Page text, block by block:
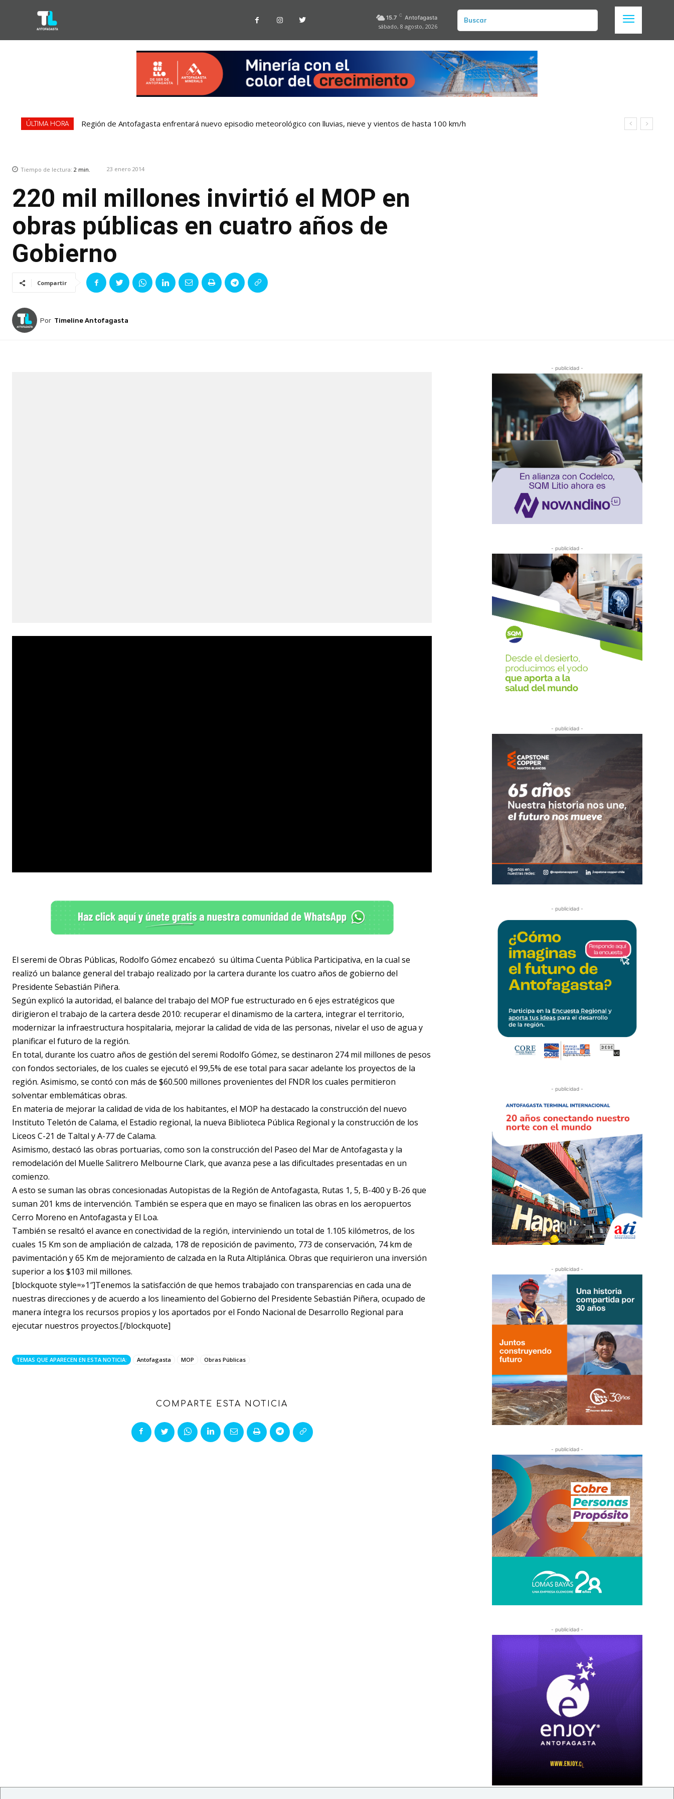
15.7 C Antofagasta
sábado, 8 agosto, 2026
Buscar
ÚLTIMA HORA Región de Antofagasta enfrentará nuevo episodio meteorológico con lluvias, nieve y vientos de hasta 100 km/h
Tiempo de lectura: 2 min. 23 enero 2014
220 mil millones invirtió el MOP en
obras públicas en cuatro años de
Gobierno
Compartir
Por Timeline Antofagasta
El seremi de Obras Públicas, Rodolfo Gómez encabezó su última Cuenta Pública Participativa, en la cual se
realizó un balance general del trabajo realizado por la cartera durante los cuatro años de gobierno del
Presidente Sebastián Piñera.
Según explicó la autoridad, el balance del trabajo del MOP fue estructurado en 6 ejes estratégicos que
dirigieron el trabajo de la cartera desde 2010: recuperar el dinamismo de la cartera, integrar el territorio,
modernizar la infraestructura hospitalaria, mejorar la calidad de vida de las personas, nivelar el uso de agua y
planificar el futuro de la región.
En total, durante los cuatro años de gestión del seremi Rodolfo Gómez, se destinaron 274 mil millones de pesos
con fondos sectoriales, de los cuales se ejecutó el 99,5% de ese total para sacar adelante los proyectos de la
región. Asimismo, se contó con más de $60.500 millones provenientes del FNDR los cuales permitieron
solventar emblemáticas obras.
En materia de mejorar la calidad de vida de los habitantes, el MOP ha destacado la construcción del nuevo
Instituto Teletón de Calama, el Estadio regional, la nueva Biblioteca Pública Regional y la construcción de los
Liceos C-21 de Taltal y A-77 de Calama.
Asimismo, destacó las obras portuarias, como son la construcción del Paseo del Mar de Antofagasta y la
remodelación del Muelle Salitrero Melbourne Clark, que avanza pese a las dificultades presentadas en un
comienzo.
A esto se suman las obras concesionadas Autopistas de la Región de Antofagasta, Rutas 1, 5, B-400 y B-26 que
suman 201 kms de intervención. También se espera que en mayo se finalicen las obras en los aeropuertos
Cerro Moreno en Antofagasta y El Loa.
También se resaltó el avance en conectividad de la región, interviniendo un total de 1.105 kilómetros, de los
cuales 15 Km son de ampliación de calzada, 178 de reposición de pavimento, 773 de conservación, 74 km de
pavimentación y 65 Km de mejoramiento de calzada en la Ruta Altiplánica. Obras que requirieron una inversión
superior a los $103 mil millones.
[blockquote style=»1″]Tenemos la satisfacción de que hemos trabajado con transparencias en cada una de
nuestras direcciones y de acuerdo a los lineamiento del Gobierno del Presidente Sebastián Piñera, ocupado de
manera íntegra los recursos propios y los aportados por el Fondo Nacional de Desarrollo Regional para
ejecutar nuestros proyectos.[/blockquote]
TEMAS QUE APARECEN EN ESTA NOTICIA: Antofagasta MOP Obras Públicas
COMPARTE ESTA NOTICIA
- publicidad -
- publicidad -
- publicidad -
- publicidad -
- publicidad -
- publicidad -
- publicidad -
- publicidad -